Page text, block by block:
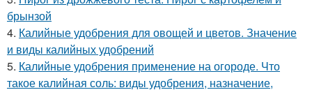
брынзой
4. Калийные удобрения для овощей и цветов. Значение
и виды калийных удобрений
5. Калийные удобрения применение на огороде. Что
такое калийная соль: виды удобрения, назначение,